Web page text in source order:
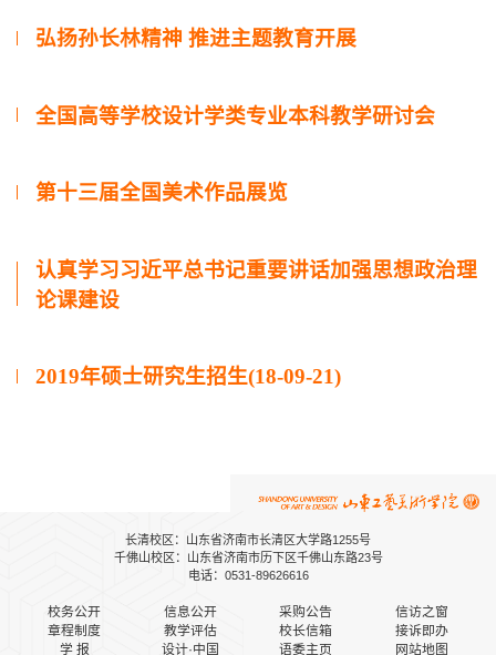
弘扬孙长林精神 推进主题教育开展
全国高等学校设计学类专业本科教学研讨会
第十三届全国美术作品展览
认真学习习近平总书记重要讲话加强思想政治理
论课建设
2019年硕士研究生招生(18-09-21)
长清校区：山东省济南市长清区大学路1255号
千佛山校区：山东省济南市历下区千佛山东路23号
电话：0531-89626616
校务公开 信息公开 采购公告
信访之窗
章程制度
教学评估 校长信箱
接诉即办
学 报
设计·中国 语委主页 网站地图